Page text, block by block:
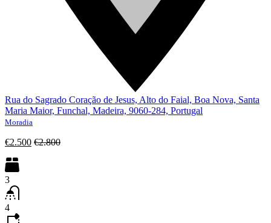
Rua do Sagrado Coração de Jesus, Alto do Faial, Boa Nova, Santa
Maria Maior, Funchal, Madeira, 9060-284, Portugal
Moradia
€2.500 €2.800
3
4